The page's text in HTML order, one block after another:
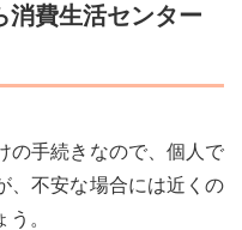
消費生活センター
の手続きなので、個人で
、不安な場合には近くの
。